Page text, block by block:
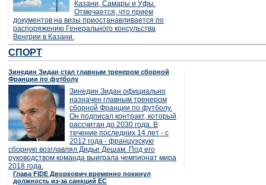
Казани, Самары и Уфы.
Отмечается, что прием
документов на визы приостанавливается по
распоряжению Генерального консульства
Венгрии в Казани.
СПОРТ
Зинедин Зидан стал главным тренером сборной
Франции по футболу
Зинедин Зидан официально
назначен главным тренером
сборной Франции по футболу.
Он подписал контракт, который
рассчитан до 2030 года. В
течение последних 14 лет - с
2012 года - французскую
сборную возглавлял Дидье Дешам. Под его
руководством команда выиграла чемпионат мира
2018 года.
Глава FIDE Дворкович временно покинул
должность из-за санкций ЕС